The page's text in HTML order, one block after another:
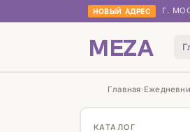
НОВЫЙ АДРЕС Г.
MEZA
Главная›
КАТАЛОГ